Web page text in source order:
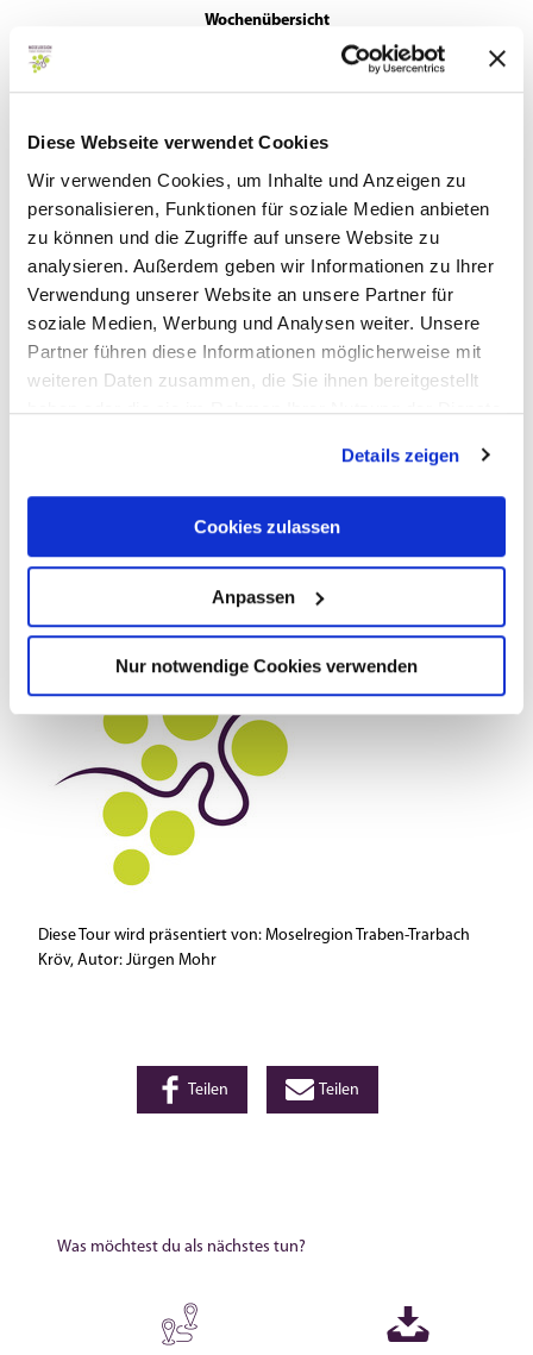
Diese Webseite verwendet Cookies
Wir verwenden Cookies, um Inhalte und Anzeigen zu
personalisieren, Funktionen für soziale Medien anbieten
zu können und die Zugriffe auf unsere Website zu
analysieren. Außerdem geben wir Informationen zu Ihrer
Verwendung unserer Website an unsere Partner für
soziale Medien, Werbung und Analysen weiter. Unsere
Partner führen diese Informationen möglicherweise mit
weiteren Daten zusammen, die Sie ihnen bereitgestellt
haben oder die sie im Rahmen Ihrer Nutzung der Dienste
Details zeigen
Cookies zulassen
Anpassen
Nur notwendige Cookies verwenden
Wochenübersicht
Mo 19 °C | 36 °C
Diese Tour wird präsentiert von: Moselregion Traben-Trarbach
Kröv, Autor: Jürgen Mohr
Teilen Teilen
Was möchtest du als nächstes tun?